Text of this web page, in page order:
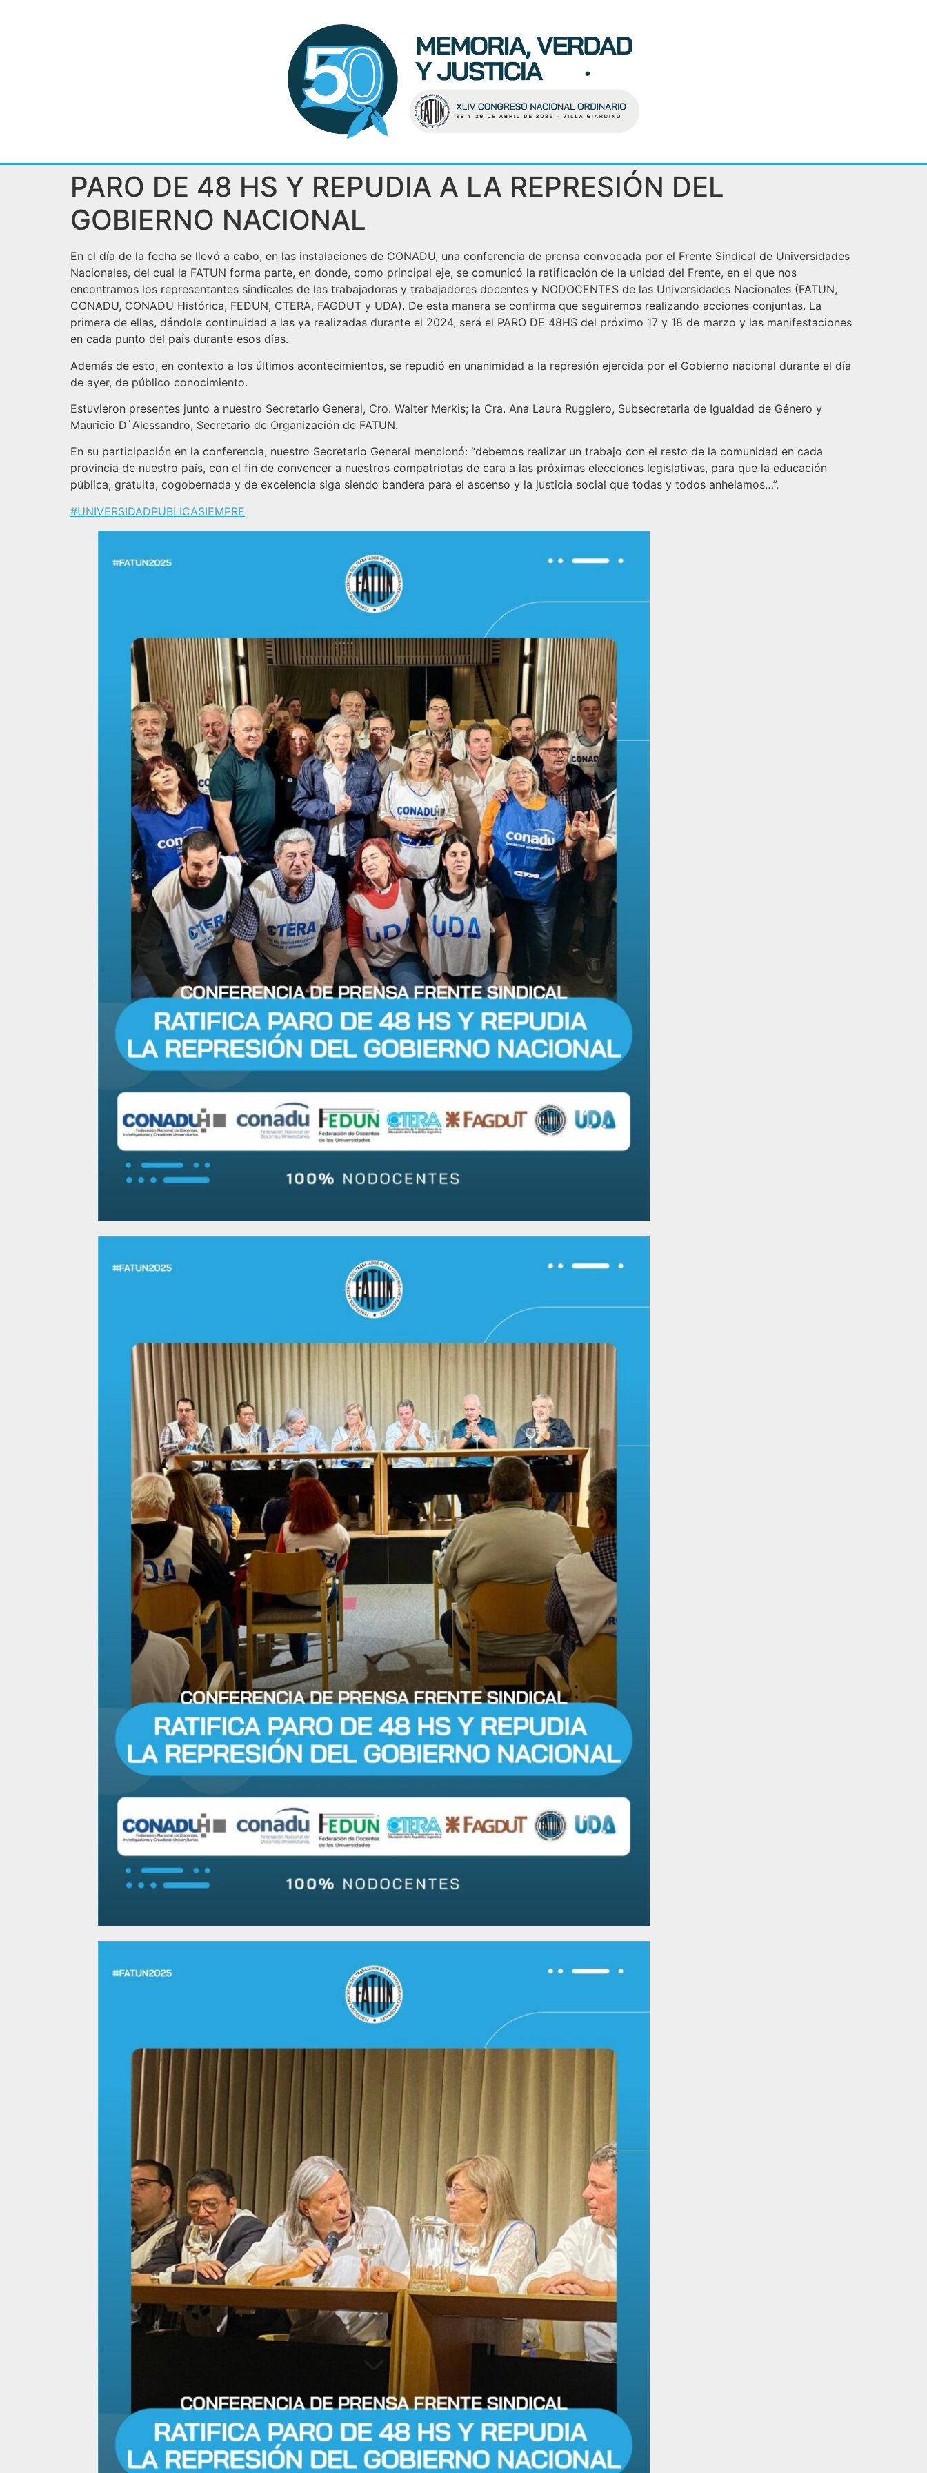
PARO DE 48 HS Y REPUDIA A LA REPRESIÓN DEL
GOBIERNO NACIONAL
En el día de la fecha se llevó a cabo, en las instalaciones de CONADU, una conferencia de prensa convocada por el Frente Sindical de Universidades
Nacionales, del cual la FATUN forma parte, en donde, como principal eje, se comunicó la ratificación de la unidad del Frente, en el que nos
encontramos los representantes sindicales de las trabajadoras y trabajadores docentes y NODOCENTES de las Universidades Nacionales (FATUN,
CONADU, CONADU Histórica, FEDUN, CTERA, FAGDUT y UDA). De esta manera se confirma que seguiremos realizando acciones conjuntas. La
primera de ellas, dándole continuidad a las ya realizadas durante el 2024, será el PARO DE 48HS del próximo 17 y 18 de marzo y las manifestaciones
en cada punto del país durante esos días.
Además de esto, en contexto a los últimos acontecimientos, se repudió en unanimidad a la represión ejercida por el Gobierno nacional durante el día
de ayer, de público conocimiento.
Estuvieron presentes junto a nuestro Secretario General, Cro. Walter Merkis; la Cra. Ana Laura Ruggiero, Subsecretaria de Igualdad de Género y
Mauricio D`Alessandro, Secretario de Organización de FATUN.
En su participación en la conferencia, nuestro Secretario General mencionó: “debemos realizar un trabajo con el resto de la comunidad en cada
provincia de nuestro país, con el fin de convencer a nuestros compatriotas de cara a las próximas elecciones legislativas, para que la educación
pública, gratuita, cogobernada y de excelencia siga siendo bandera para el ascenso y la justicia social que todas y todos anhelamos…”.
#UNIVERSIDADPUBLICASIEMPRE